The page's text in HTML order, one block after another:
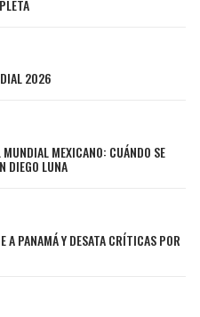
2026
MEXICANO: CUÁNDO SE
DIEGO LUNA
A PANAMÁ Y DESATA CRÍTICAS POR